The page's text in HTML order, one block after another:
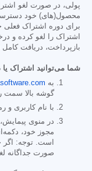
پولی، در صورت لغو
محصول(های) خود
اشتراک را لغو کرده و
بازپرداخت، دریافت
شما می‌توانید اشتراک یا
به
گوشه بالا سمت
با نام کاربری و
در منوی
مجوز خود،
است. توجه: اگر
صورت جداگانه